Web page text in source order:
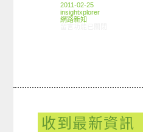
2011-02-25
insightxplorer
網路新知
收到最新資訊